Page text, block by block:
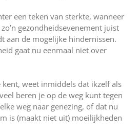
een teken van sterkte, wanneer
gezondheidsevenement juist
aan de mogelijke hindernissen.
gaat nu eenmaal niet over
kent, weet inmiddels dat ikzelf als
beren je op de weg kunt tegen
weg naar genezing, of dat nu
is (maakt niet uit) moeilijkheden